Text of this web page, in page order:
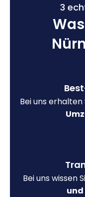
3
Bei uns erhalten
Bei uns wissen